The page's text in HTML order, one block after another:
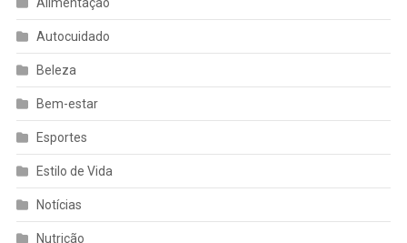
Alimentação
Autocuidado
Beleza
Bem-estar
Esportes
Estilo de Vida
Notícias
Nutrição